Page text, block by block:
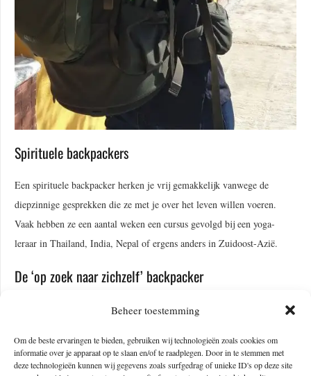
Beheer toestemming
Om de beste ervaringen te bieden, gebruiken wij technologieën zoals cookies om
informatie over je apparaat op te slaan en/of te raadplegen. Door in te stemmen met
deze technologieën kunnen wij gegevens zoals surfgedrag of unieke ID's op deze site
Spirituele backpackers
Een spirituele backpacker herken je vrij gemakkelijk vanwege de
diepzinnige gesprekken die ze met je over het leven willen voeren.
Vaak hebben ze een aantal weken een cursus gevolgd bij een yoga-
leraar in Thailand, India, Nepal of ergens anders in Zuidoost-Azië.
De ‘op zoek naar zichzelf’ backpacker
Backpackers die op zoek zijn naar hun eigen ik lijken erg op de
zichzelf tot het uiterste te pushen door andere dingen uit te proberen.
Zoals minder eten dan ze gewend zijn of dingen doen buiten hun